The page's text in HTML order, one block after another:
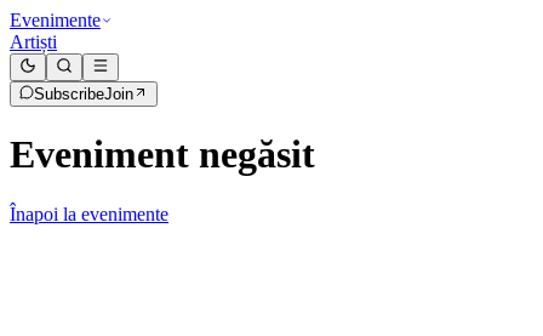
Evenimente
Artiști
SubscribeJoin
Eveniment negăsit
Înapoi la evenimente